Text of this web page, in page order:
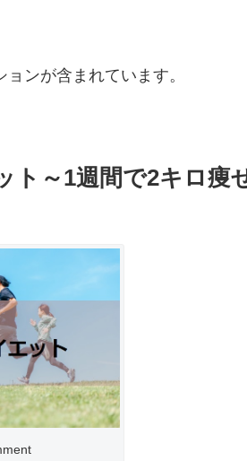
ンが含まれています。
ト～1週間で2キロ痩